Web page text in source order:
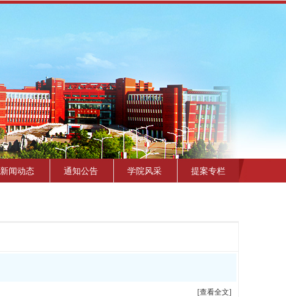
新闻动态 通知公告 学院风采 提案专栏
[查看全文]